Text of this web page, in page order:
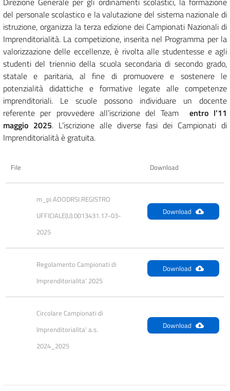
del personale scolastico e la valutazione del sistema nazionale di
istruzione, organizza la terza edizione dei Campionati Nazionali di
Imprenditorialità. La competizione, inserita nel Programma per la
valorizzazione delle eccellenze, è rivolta alle studentesse e agli
studenti del triennio della scuola secondaria di secondo grado,
statale e paritaria, al fine di promuovere e sostenere le
potenzialità didattiche e formative legate alle competenze
imprenditoriali. Le scuole possono individuare un docente
referente per provvedere all’iscrizione del Team entro l’11
maggio 2025. L’iscrizione alle diverse fasi dei Campionati di
Imprenditorialità è gratuita.
File Download
m_pi.AOODRSI.REGISTRO
UFFICIALE(U).0013431.17-03-
2025
Download
Regolamento Campionati di
Imprenditorialita' 2025
Download
Circolare Campionati di
Imprenditorialita' a.s.
2024_2025
Download